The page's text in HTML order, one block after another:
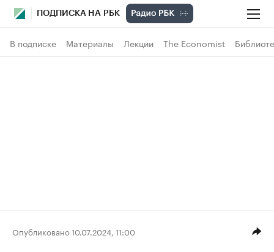
ПОДПИСКА НА РБК
В подписке Материалы Лекции The Economist
Опубликовано 10.07.2024, 11:00